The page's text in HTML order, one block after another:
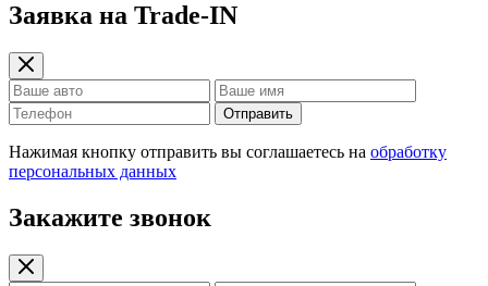
Заявка на Trade-IN
Отправить
Нажимая кнопку отправить вы соглашаетесь на обработку
персональных данных
Закажите звонок